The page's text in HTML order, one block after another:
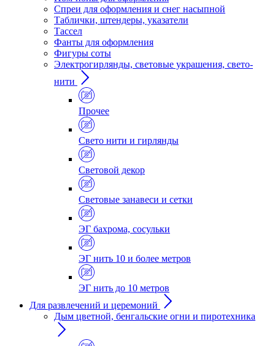
Спреи для оформления и снег насыпной
Таблички, штендеры, указатели
Тассел
Фанты для оформления
Фигуры соты
Электрогирлянды, световые украшения, свето-
нити
Прочее
Свето нити и гирлянды
Световой декор
Световые занавеси и сетки
ЭГ бахрома, сосульки
ЭГ нить 10 и более метров
ЭГ нить до 10 метров
Для развлечений и церемоний
Дым цветной, бенгальские огни и пиротехника